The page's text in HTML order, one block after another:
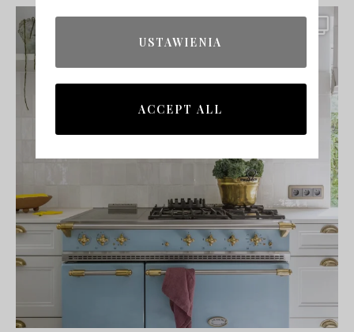
USTAWIENIA
ACCEPT ALL